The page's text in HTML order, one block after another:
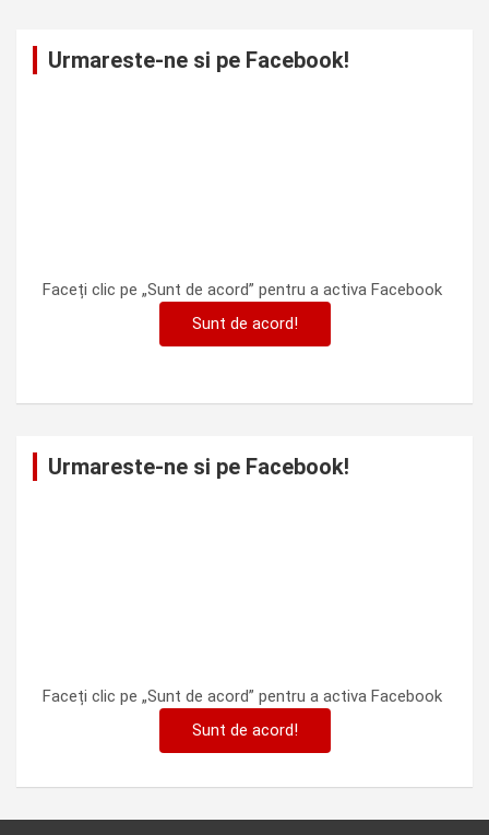
Urmareste-ne si pe Facebook!
Faceți clic pe „Sunt de acord” pentru a activa Facebook
Sunt de acord!
Urmareste-ne si pe Facebook!
Faceți clic pe „Sunt de acord” pentru a activa Facebook
Sunt de acord!